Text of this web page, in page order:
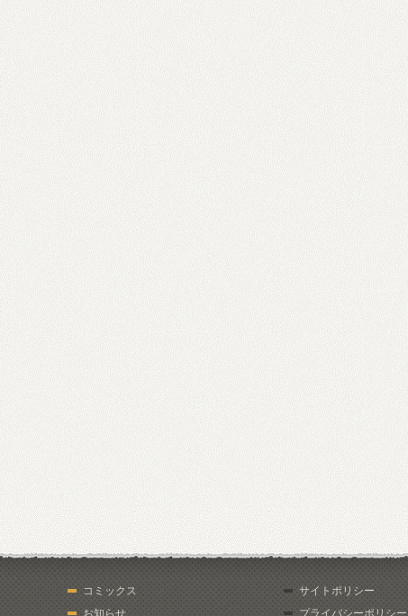
コミックス
お知らせ
サイトポリシー
プライバシーポリシー